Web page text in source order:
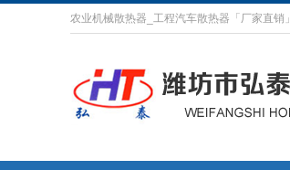
农业机械散热器_工程汽车散热器「厂家直销」